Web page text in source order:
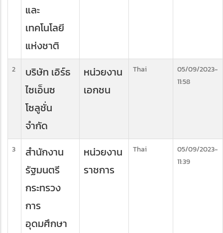
และ
เทคโนโลยี
แห่งชาติ
2
บริษัท เอิร์ธ
ไซเอ็นซ
โซลูชั่น
จำกัด
หน่วยงาน
เอกชน
Thai
05/09/2023-
11:58
3
สำนักงาน
รัฐมนตรี
กระทรวง
การ
อุดมศึกษา
หน่วยงาน
ราชการ
Thai
05/09/2023-
11:39